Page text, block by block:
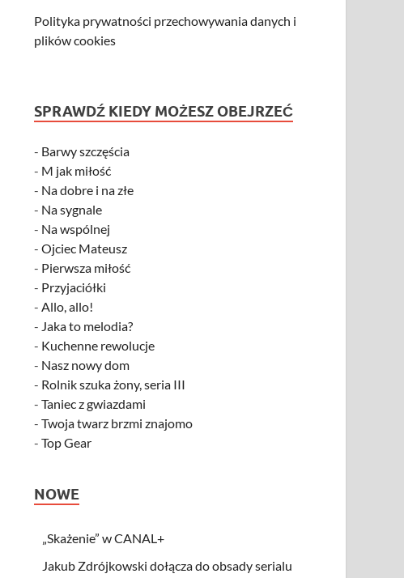
Polityka prywatności przechowywania danych i
plików cookies
SPRAWDŹ KIEDY MOŻESZ OBEJRZEĆ
- Barwy szczęścia
- M jak miłość
- Na dobre i na złe
- Na sygnale
- Na wspólnej
-Ojciec Mateusz
- Pierwsza miłość
- Przyjaciółki
-Allo, allo!
- Jaka to melodia?
- Kuchenne rewolucje
- Nasz nowy dom
- Rolnik szuka żony, seria III
-Taniec z gwiazdami
-Twoja twarz brzmi znajomo
-Top Gear
NOWE
„Skażenie” w CANAL+
Jakub Zdrójkowski dołącza do obsady serialu